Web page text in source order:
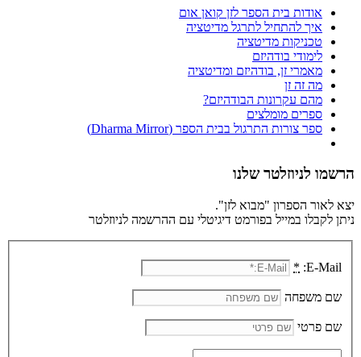
אודות בית הספר לזן קואן אום
איך להתחיל לתרגל מדיטציה
טכניקות מדיטציה
לימודי בודהיזם
מאמרי זן, בודהיזם ומדיטציה
מה זה זן
מהם עקרונות הבודהיזם?
ספרים מומלצים
ספר צורות התרגול בבית הספר (Dharma Mirror)
הרשמו לניוזלטר שלנו
יצא לאור הספרון "מבוא לזן".
ניתן לקבלו במייל בפורמט דיגיטלי עם ההרשמה לניוזלטר
E-Mail:
*
שם משפחה
שם פרטי